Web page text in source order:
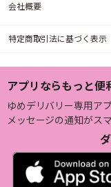
会社概要
特定商取引法に基づく表示
アプリならもっと便
ゆめデリバリー専用アプ
メッセージの通知がス